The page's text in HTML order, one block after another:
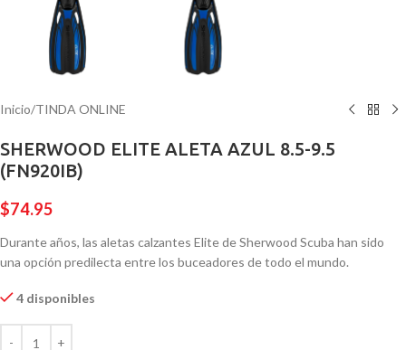
Inicio/TINDA ONLINE
SHERWOOD ELITE ALETA AZUL 8.5-9.5
(FN920IB)
$74.95
Durante años, las aletas calzantes Elite de Sherwood Scuba han sido
una opción predilecta entre los buceadores de todo el mundo.
4 disponibles